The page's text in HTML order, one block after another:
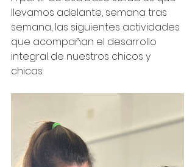
llevamos adelante, semana tras
semana, las siguientes actividades
que acompañan el desarrollo
integral de nuestros chicos y
chicas: